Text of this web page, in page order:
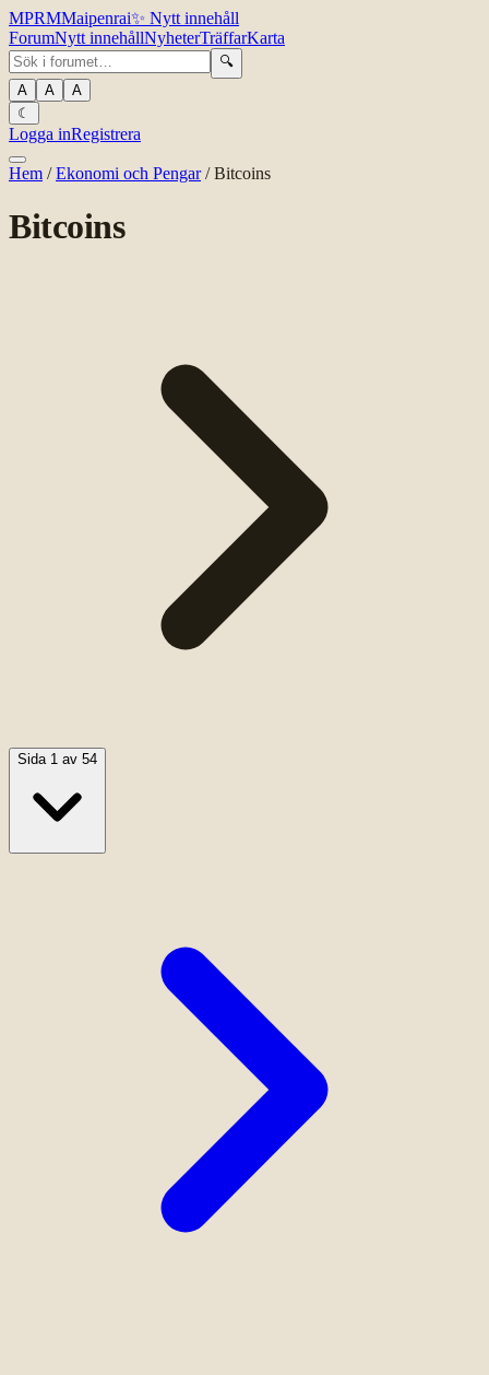
MPRMMaipenrai✨ Nytt innehåll
ForumNytt innehållNyheterTräffarKarta
🔍
A
A
A
☾
Logga inRegistrera
Hem /Ekonomi och Pengar/Bitcoins
Bitcoins
Sida 1 av 54